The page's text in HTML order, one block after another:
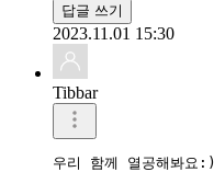
답글 쓰기
2023.11.01 15:30
Tibbar
우리 함께 열공해봐요:)